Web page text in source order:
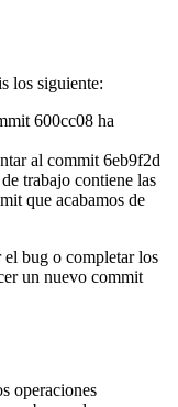
los siguiente:
600cc08 ha
al commit 6eb9f2d
trabajo contiene las
que acabamos de
bug o completar los
un nuevo commit
operaciones